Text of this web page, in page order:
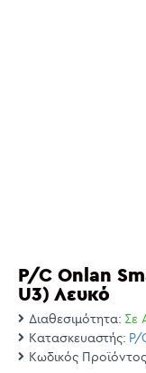
P/C Onlan
U3) Λευκό
Διαθεσιμότητα: Σε
Κατασκευαστής: P/
Κωδικός